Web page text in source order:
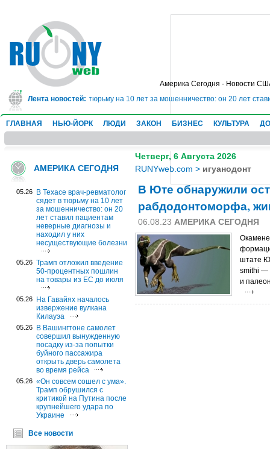
Америка Сегодня - Новости
Лента новостей:
ревматолог сядет в тюрьму на 10 лет за мошенничество: он 20 лет
ГЛАВНАЯ НЬЮ-ЙОРК ЛЮДИ ЗАКОН БИЗНЕС КУЛЬТУРА
АМЕРИКА СЕГОДНЯ
05.26
В Техасе врач-ревматолог
сядет в тюрьму на 10 лет
за мошенничество: он 20
лет ставил пациентам
неверные диагнозы и
находил у них
несуществующие болезни
05.26 Трамп отложил введение
50-процентных пошлин
на товары из ЕС до июля
05.26
На Гавайях началось
извержение вулкана
Килауэа
05.26
В Вашингтоне самолет
совершил вынужденную
посадку из-за попытки
буйного пассажира
открыть дверь самолета
во время рейса
05.26 «Он совсем сошел с ума».
Трамп обрушился с
критикой на Путина после
крупнейшего удара по
Украине
Все новости
Четверг, 6 Августа 2026
RUNYweb.com > игуанодонт
В Юте обнаружили
рабдодонтоморфа,
06.08.23 АМЕРИКА СЕГОДНЯ
штате
smithi —
и